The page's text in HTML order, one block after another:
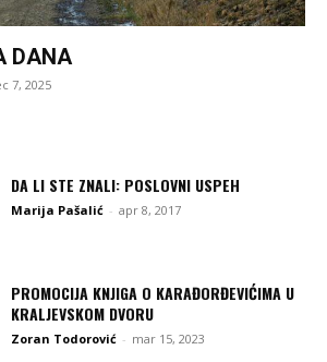
DANA
7, 2025
DA LI STE ZNALI: POSLOVNI USPEH
Marija Pašalić - apr 8, 2017
PROMOCIJA KNJIGA O KARAĐORĐEVIĆIMA U
KRALJEVSKOM DVORU
Zoran Todorović - mar 15, 2023